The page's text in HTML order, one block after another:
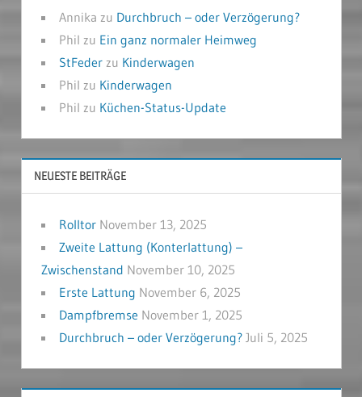
Annika zu Durchbruch – oder Verzögerung?
Phil zu Ein ganz normaler Heimweg
StFederzu Kinderwagen
Phil zu Kinderwagen
Phil zu Küchen-Status-Update
NEUESTE BEITRÄGE
Rolltor November 13, 2025
Zweite Lattung (Konterlattung) –
Zwischenstand November 10, 2025
Erste Lattung November 6, 2025
Dampfbremse November 1, 2025
Durchbruch – oder Verzögerung? Juli 5, 2025